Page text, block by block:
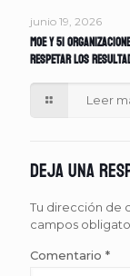
junio 19, 2026
MOE y 51
respetar los
Leer
Deja una
Tu dirección de
campos
Comentario *